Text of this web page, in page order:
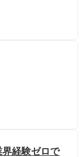
経験ゼロで